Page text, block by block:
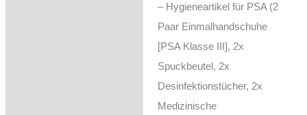
– Hygieneartikel für PSA (2
Paar Einmalhandschuhe
[PSA Klasse III], 2x
Spuckbeutel, 2x
Desinfektionstücher, 2x
Medizinische